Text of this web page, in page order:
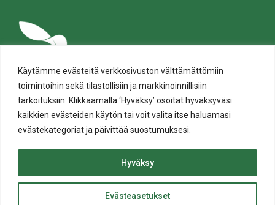
Käytämme evästeitä verkkosivuston välttämättömiin
toimintoihin sekä tilastollisiin ja markkinoinnillisiin
tarkoituksiin. Klikkaamalla ‘Hyväksy’ osoitat hyväksyväsi
kaikkien evästeiden käytön tai voit valita itse haluamasi
evästekategoriat ja päivittää suostumuksesi.
Evästeasetukset
Hyväksy